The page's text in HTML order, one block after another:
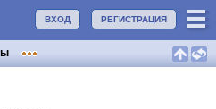
РЕГИСТРАЦИЯ
ВХОД